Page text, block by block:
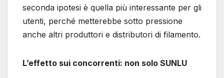
seconda ipotesi è quella più interessante per gli
utenti, perché metterebbe sotto pressione
anche altri produttori e distributori di filamento.
L’effetto sui concorrenti: non solo SUNLU